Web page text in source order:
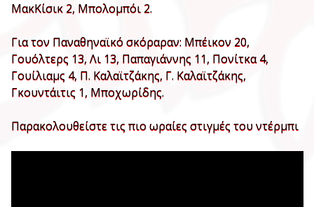
ΜακΚίσικ 2, Μπολομπόι 2.
Για τον Παναθηναϊκό σκόραραν: Μπέικον 20,
Γουόλτερς 13, Λι 13, Παπαγιάννης 11, Πονίτκα 4,
Γουίλιαμς 4, Π. Καλαϊτζάκης, Γ. Καλαϊτζάκης,
Γκουντάιτις 1, Μποχωρίδης.
Παρακολουθείστε τις πιο ωραίες στιγμές του ντέρμπι